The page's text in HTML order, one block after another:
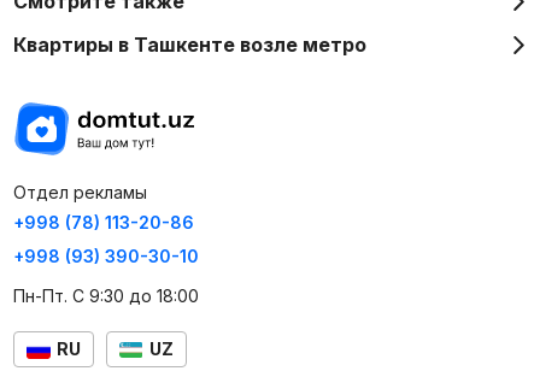
Квартиры в Ташкенте возле метро
Отдел рекламы
+998 (78) 113-20-86
+998 (93) 390-30-10
Пн-Пт. С 9:30 до 18:00
RU UZ